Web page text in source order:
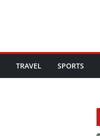
TRAVEL SPORTS